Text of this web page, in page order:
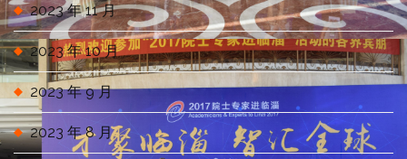
2023 年 11 月
2023 年 10 月
2023 年 9 月
2023 年 8 月